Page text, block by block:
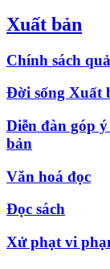
Xuất bản
Chính sách
Đời sống Xuất
Diễn đàn góp
bản
Văn hoá đọc
Đọc sách
Xử phạt vi